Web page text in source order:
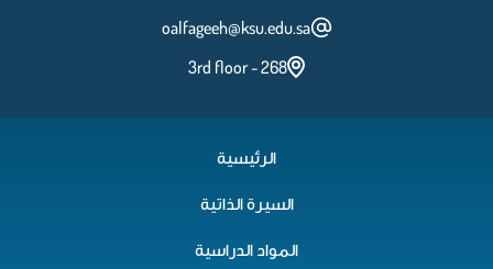
oalfageeh@ksu.edu.sa
3rd floor - 268
الرئيسية
السيرة الذاتية
المواد الدراسية